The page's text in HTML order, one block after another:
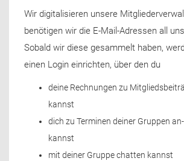
Wir digitalisieren unsere
benötigen wir die E-Mail-Adressen all
Sobald wir diese gesammelt haben,
einen Login einrichten, über den du
deine Rechnungen zu
kannst
dich zu Terminen deiner Gruppen
kannst
mit deiner Gruppe chatten kannst